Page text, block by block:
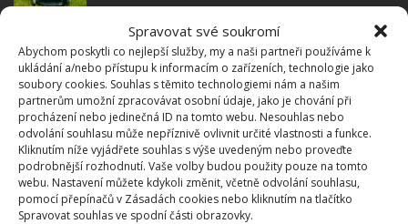
Spravovat své soukromí
Abychom poskytli co nejlepší služby, my a naši partneři používáme k
ukládání a/nebo přístupu k informacím o zařízeních, technologie jako
soubory cookies. Souhlas s těmito technologiemi nám a našim
partnerům umožní zpracovávat osobní údaje, jako je chování při
procházení nebo jedinečná ID na tomto webu. Nesouhlas nebo
odvolání souhlasu může nepříznivě ovlivnit určité vlastnosti a funkce.
Kliknutím níže vyjádřete souhlas s výše uvedeným nebo proveďte
podrobnější rozhodnutí. Vaše volby budou použity pouze na tomto
webu. Nastavení můžete kdykoli změnit, včetně odvolání souhlasu,
pomocí přepínačů v Zásadách cookies nebo kliknutím na tlačítko
Spravovat souhlas ve spodní části obrazovky.
Kvíz na téma pionýrské tábory za socialismu:
Kdo je zažil, bez problému získá 12 ze 12 bodů
12.5.2026
Test znalostí o každodenní realitě za
komunismu: 10 retro otázek ukáže, kdo má
dobrý přehled
23.6.2026